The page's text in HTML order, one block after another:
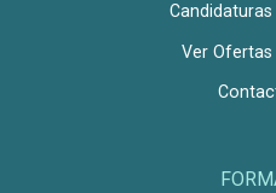
Ver Ofertas